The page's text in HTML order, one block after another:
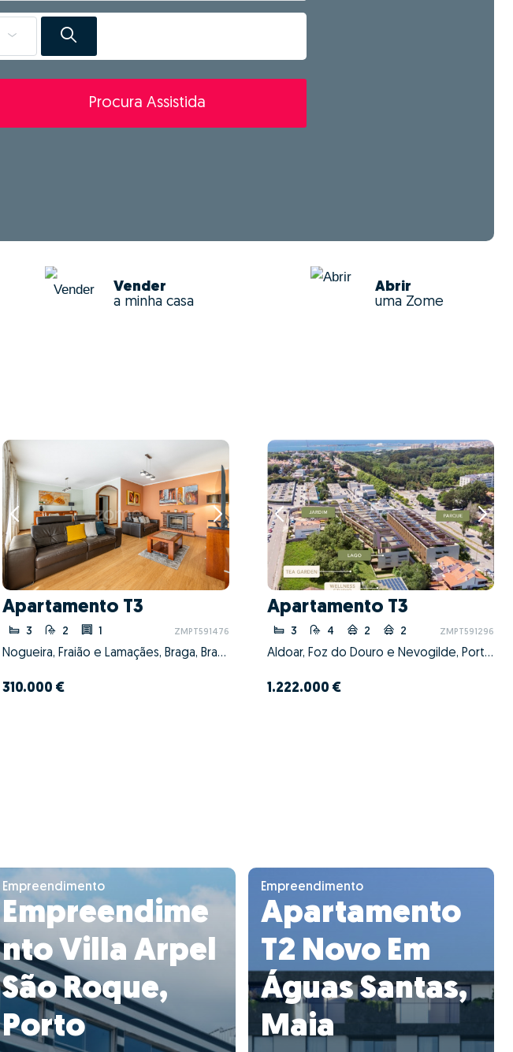
Procura Assistida
Vender
a minha casa
Abrir
uma Zome
Apartamento T3
3 2 1 ZMPT591476
Nogueira, Fraião e Lamaçães, Braga, Braga
310.000 €
Apartamento T3
3 4 2 2 ZMPT591296
Aldoar, Foz do Douro e Nevogilde, Porto, Porto
1.222.000 €
Empreendimento
Empreendime
nto Villa Arpel
São Roque,
Porto
Empreendimento
Apartamento
T2 Novo Em
Águas Santas,
Maia